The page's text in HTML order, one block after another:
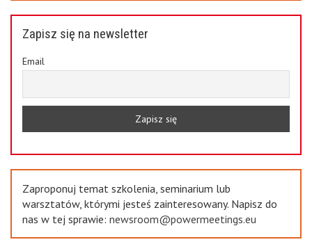
Zapisz się na newsletter
Email
Zaproponuj temat szkolenia, seminarium lub
warsztatów, którymi jesteś zainteresowany. Napisz do
nas w tej sprawie: newsroom@powermeetings.eu